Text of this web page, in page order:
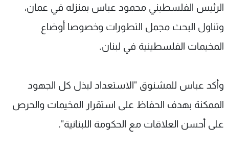
الرئيس الفلسطيني محمود عباس بمنزله في عمان،
وتناول البحث مجمل التطورات وخصوصا أوضاع
المخيمات الفلسطينية في لبنان.
وأكد عباس للمشنوق "الاستعداد لبذل كل الجهود
الممكنة بهدف الحفاظ على استقرار المخيمات والحرص
على أحسن العلاقات مع الحكومة اللبنانية".
عن MTV
الإنـتـاج
لاعلاناتكم
وظائف
تواصل معنا
شروط الإسـتخدام